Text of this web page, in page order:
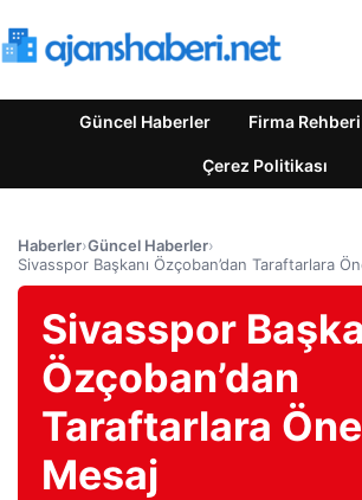
Güncel Haberler Firma Rehberi
Çerez Politikası
Haberler›Güncel Haberler›
Sivasspor Başkanı Özçoban’dan Taraftarlara
Sivasspor
Özçoban’dan
Taraftarlara
Mesaj